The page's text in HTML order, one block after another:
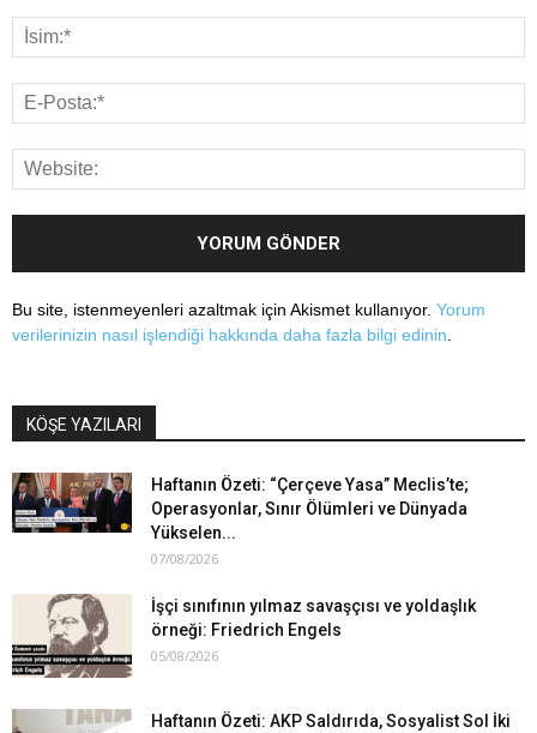
Bu site, istenmeyenleri azaltmak için Akismet kullanıyor. Yorum
verilerinizin nasıl işlendiği hakkında daha fazla bilgi edinin
KÖŞE YAZILARI
Haftanın Özeti: “Çerçeve Yasa” Meclis’te;
Operasyonlar, Sınır Ölümleri ve Dünyada
Yükselen...
07/08/2026
İşçi sınıfının yılmaz savaşçısı ve yoldaşlık
örneği: Friedrich Engels
05/08/2026
Haftanın Özeti: AKP Saldırıda, Sosyalist Sol İki